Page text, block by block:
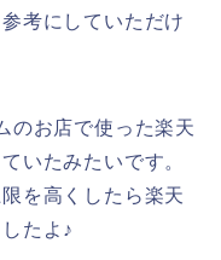
考にしていただけ
のお店で使った楽天
いたみたいです。
を高くしたら楽天
たよ♪